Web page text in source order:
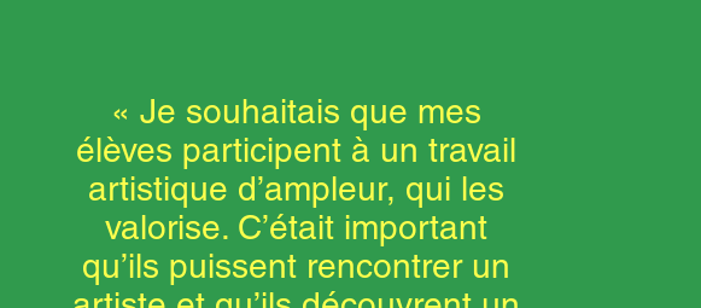
« Je souhaitais que mes
élèves participent à un travail
artistique d’ampleur, qui les
valorise. C’était important
qu’ils puissent rencontrer un